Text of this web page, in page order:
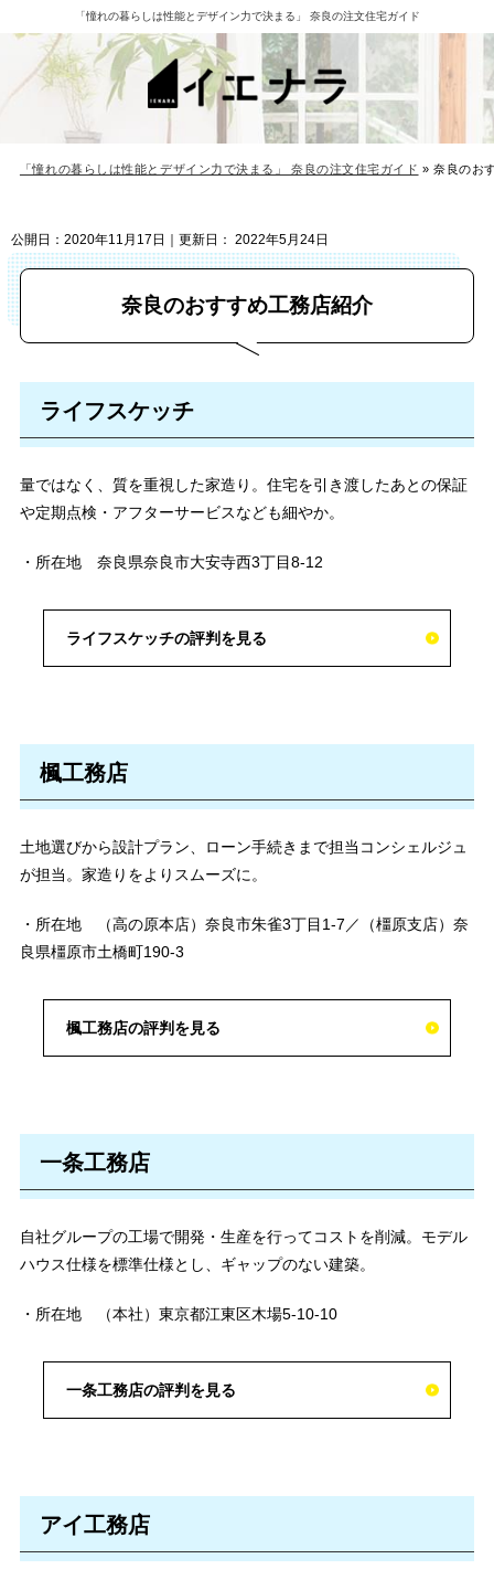
「憧れの暮らしは性能とデザイン力で決まる」 奈良の注文住宅ガイド
「憧れの暮らしは性能とデザイン力で決まる」 奈良の注文住宅ガイド »奈良のお
公開日： 2020年11月17日 ｜更新日： 2022年5月24日
奈良のおすすめ工務店紹介
ライフスケッチ
量ではなく、質を重視した家造り。住宅を引き渡したあとの保証
や定期点検・アフターサービスなども細やか。
・所在地 奈良県奈良市大安寺西3丁目8-12
ライフスケッチの評判を見る
楓工務店
土地選びから設計プラン、ローン手続きまで担当コンシェルジュ
が担当。家造りをよりスムーズに。
・所在地 （高の原本店）奈良市朱雀3丁目1-7／（橿原支店）奈
良県橿原市土橋町190-3
楓工務店の評判を見る
一条工務店
自社グループの工場で開発・生産を行ってコストを削減。モデル
ハウス仕様を標準仕様とし、ギャップのない建築。
・所在地 （本社）東京都江東区木場5-10-10
一条工務店の評判を見る
アイ工務店